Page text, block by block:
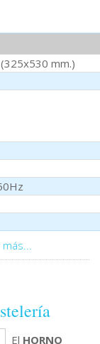
mm.)
El HORNO